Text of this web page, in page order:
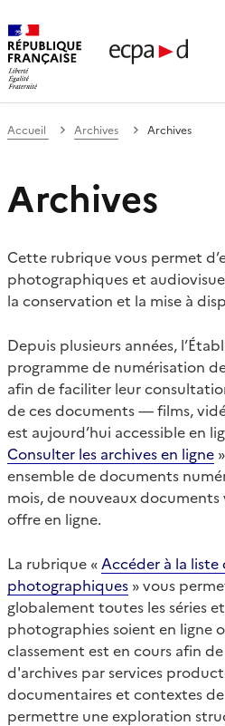
de
Accueil Archives Archives
Archives
Cette rubrique vous permet
photographiques et
la conservation et la mise à
Depuis plusieurs années,
programme de numérisation
afin de faciliter leur
de ces documents — films,
est aujourd’hui accessible en
Consulter les archives en ligne
ensemble de documents
mois, de nouveaux
offre en ligne.
La rubrique « Accéder à la liste
photographiques » vous
globalement toutes les séries
photographies soient en ligne
classement est en cours afin
d'archives par services
documentaires et contextes
permettre une exploration